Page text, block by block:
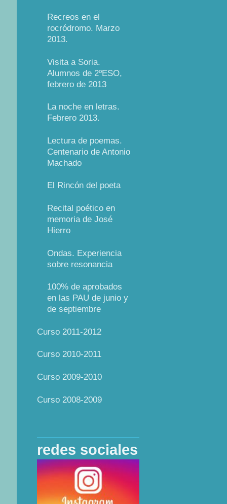
Recreos en el
rocródromo. Marzo
2013.
Visita a Soria.
Alumnos de 2ºESO,
febrero de 2013
La noche en letras.
Febrero 2013.
Lectura de poemas.
Centenario de Antonio
Machado
El Rincón del poeta
Recital poético en
memoria de José
Hierro
Ondas. Experiencia
sobre resonancia
100% de aprobados
en las PAU de junio y
de septiembre
Curso 2011-2012
Curso 2010-2011
Curso 2009-2010
Curso 2008-2009
redes sociales